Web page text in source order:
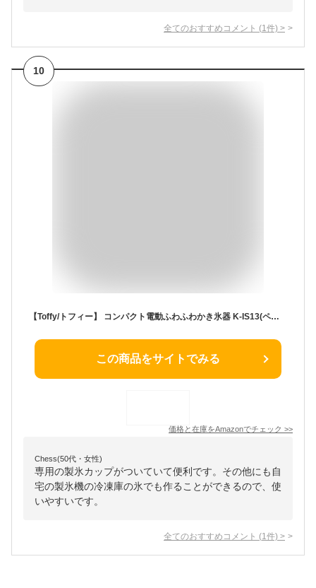
全てのおすすめコメント (1 件) >
10
【Toffy/トフィー】 コンパクト電動ふわふわかき氷器 K-IS13(ペールアクア)【2024モデル】 本格かき氷 冷凍フルーツ ハーフ氷 ミックス氷 ジュース ミルク氷 ふわふわ サラサラ シャリシャリ 製氷カップ付き K-IS13-PA (ペールアクア)
この商品をサイトでみる
価格と在庫をAmazonでチェック >>
Chess(50代・女性)
専用の製氷カップがついていて便利です。その他にも自
宅の製氷機の冷凍庫の氷でも作ることができるので、使
いやすいです。
全てのおすすめコメント (1 件) >